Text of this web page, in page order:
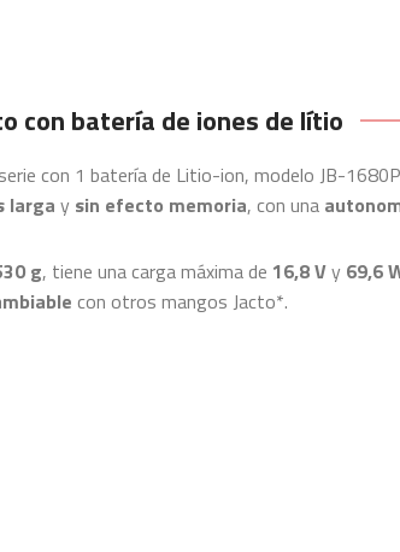
con batería de iones de lítio
con 1 batería de Litio-ion, modelo JB-
larga y sin efecto memoria, con una
g, tiene una carga máxima de 16,8 Vy 69,6
con otros mangos Jacto*.